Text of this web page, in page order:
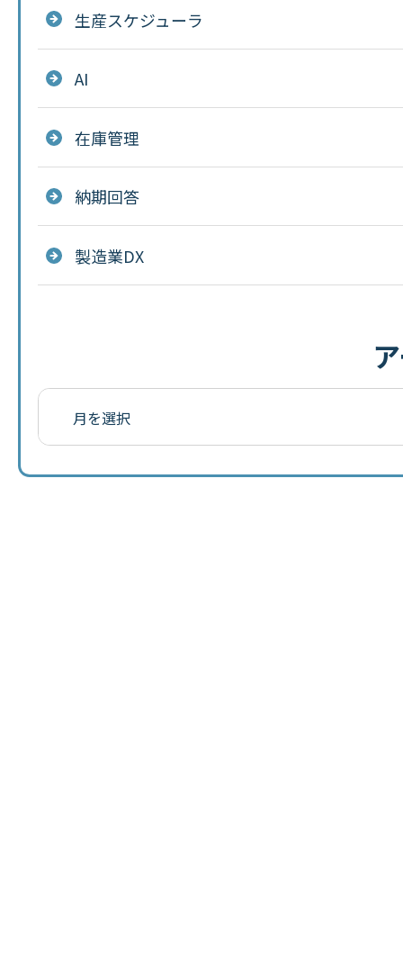
生産スケジューラ
AI
在庫管理
納期回答
製造業DX